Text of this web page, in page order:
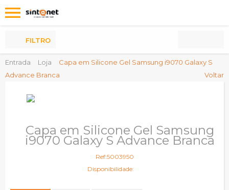
Entrada Loja
Capa em Silicone Gel Samsung i9070 Galaxy S
Advance Branca
Voltar
FILTRO
Capa em Silicone Gel Samsung
i9070 Galaxy S Advance Branca
Ref:5003950
Disponibilidade: